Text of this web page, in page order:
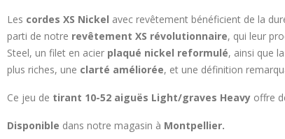
Les cordes XS Nickel avec revêtement bénéficient de la
parti de notre revêtement XS révolutionnaire, qui leur
Steel, un filet en acier plaqué nickel reformulé, ainsi que la
plus riches, une clarté améliorée, et une définition
Ce jeu de tirant 10-52 aiguës Light/graves Heavy offre
Disponible dans notre magasin à Montpellier.